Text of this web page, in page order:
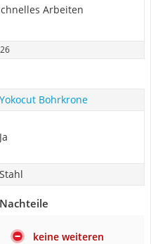
Arbeiten
Yokocut Bohrkrone
Ja
Stahl
Nachteile
keine weiteren